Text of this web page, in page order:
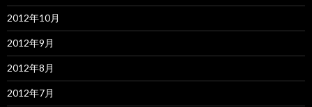
2012年10月
2012年9月
2012年8月
2012年7月